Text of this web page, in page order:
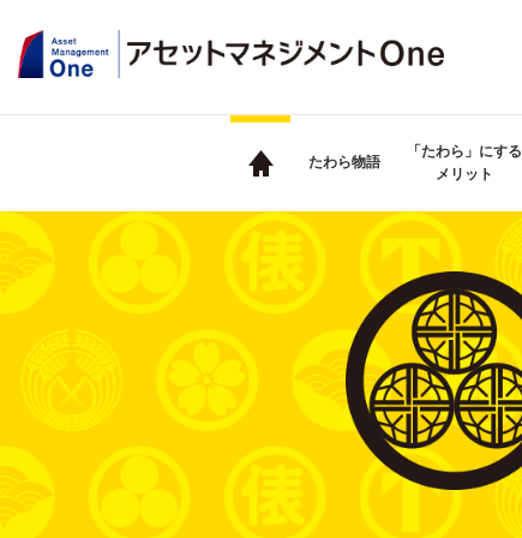
たわら物語
「たわら」にする
メリット